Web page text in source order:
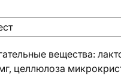
вещества:
целлюлоза